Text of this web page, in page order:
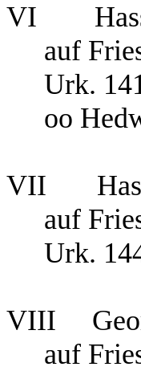
VI
oo
VII
auf
Urk.
VIII
auf